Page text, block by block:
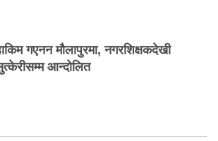
गएनन मौलापुरमा, नगरशिक्षकदेखी
आन्दोलित